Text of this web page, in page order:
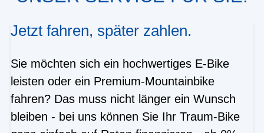
Jetzt fahren, später zahlen.
Sie möchten sich ein hochwertiges E-Bike
leisten oder ein Premium-Mountainbike
fahren? Das muss nicht länger ein Wunsch
bleiben - bei uns können Sie Ihr Traum-Bike